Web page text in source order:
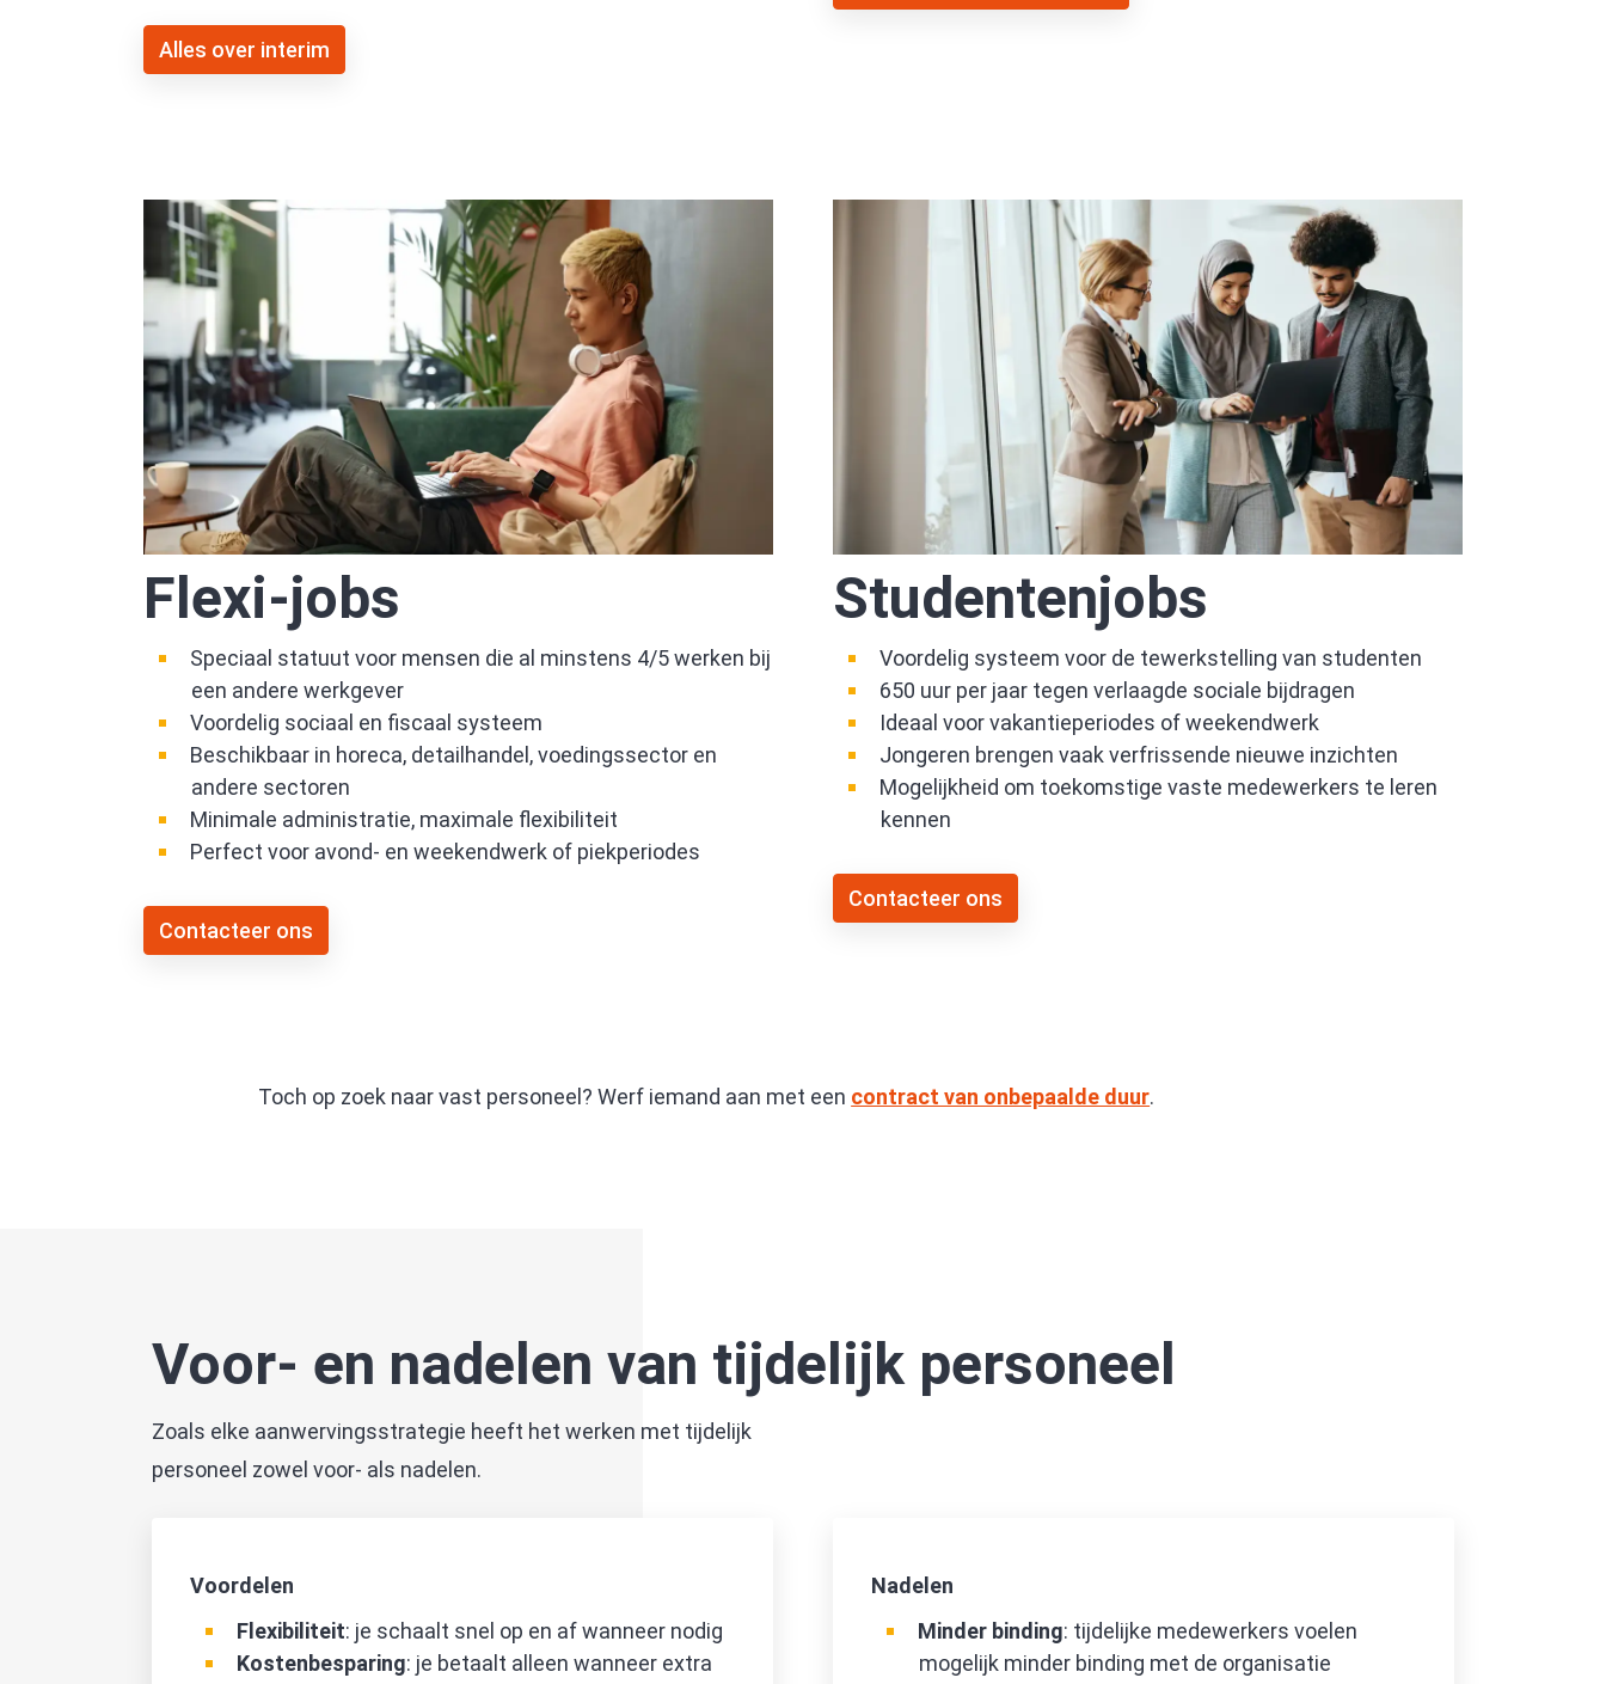
Alles over interim
Flexi-jobs
Speciaal statuut voor mensen die al minstens 4/5 werken bij
een andere werkgever
Voordelig sociaal en fiscaal systeem
Beschikbaar in horeca, detailhandel, voedingssector en
andere sectoren
Minimale administratie, maximale flexibiliteit
Perfect voor avond- en weekendwerk of piekperiodes
Contacteer ons
Studentenjobs
Voordelig systeem voor de tewerkstelling van studenten
650 uur per jaar tegen verlaagde sociale bijdragen
Ideaal voor vakantieperiodes of weekendwerk
Jongeren brengen vaak verfrissende nieuwe inzichten
Mogelijkheid om toekomstige vaste medewerkers te leren
kennen
Contacteer ons
Toch op zoek naar vast personeel? Werf iemand aan met een contract van onbepaalde duur.
Voor- en nadelen van tijdelijk personeel
Zoals elke aanwervingsstrategie heeft het werken met tijdelijk
personeel zowel voor- als nadelen.
Voordelen
Flexibiliteit: je schaalt snel op en af wanneer nodig
Kostenbesparing: je betaalt alleen wanneer extra
Nadelen
Minder binding: tijdelijke medewerkers voelen
mogelijk minder binding met de organisatie